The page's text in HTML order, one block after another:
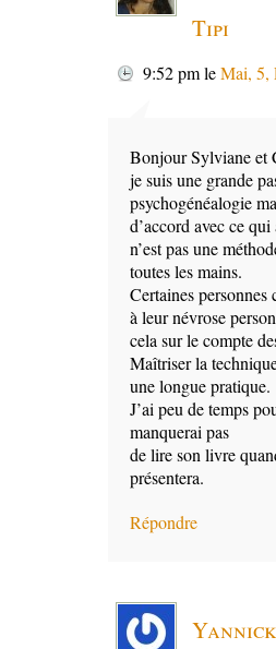
Tipi
9:52 pmleMai, 5,
Bonjour Sylviane et
je suis une grande
psychogénéalogie
d’accord avec ce
n’est pas une
toutes les mains.
Certaines personnes
à leur névrose
cela sur le compte
Maîtriser la
une longue pratique.
J’ai peu de temps
manquerai pas
de lire son livre
présentera.
Répondre
Yannick